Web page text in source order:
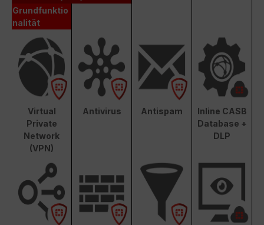
Grundfunktio
nalität
Virtual
Private
Network
(VPN)
Antivirus Antispam
Inline CASB
Database +
DLP